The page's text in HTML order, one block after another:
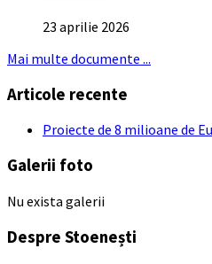
23 aprilie 2026
Mai multe documente ...
Articole recente
Proiecte de 8 milioane de
Galerii foto
Nu exista galerii
Despre Stoenești